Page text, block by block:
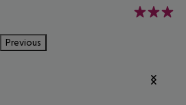
3
Previous